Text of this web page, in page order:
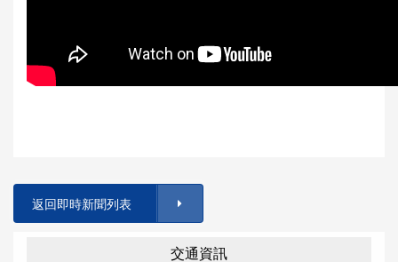
返回即時新聞列表
交通資訊